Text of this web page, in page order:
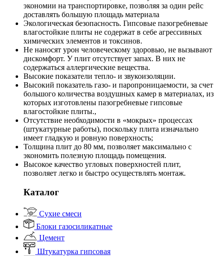
экономии на транспортировке, позволяя за один рейс
доставлять большую площадь материала
Экологическая безопасность. Гипсовые пазогребневые
влагостойкие плиты не содержат в себе агрессивных
химических элементов и токсинов.
Не наносят урон человеческому здоровью, не вызывают
дискомфорт. У плит отсутствует запах. В них не
содержаться аллергические вещества.
Высокие показатели тепло- и звукоизоляции.
Высокий показатель газо- и паропроницаемости, за счет
большого количества воздушных камер в материалах, из
которых изготовлены пазогребневые гипсовые
влагостойкие плиты.,
Отсутствие необходимости в «мокрых» процессах
(штукатурные работы), поскольку плита изначально
имеет гладкую и ровную поверхность;
Толщина плит до 80 мм, позволяет максимально с
экономить полезную площадь помещения.
Высокое качество угловых поверхностей плит,
позволяет легко и быстро осуществлять монтаж.
Каталог
Сухие смеси
Блоки газосиликатные
Цемент
Штукатурка гипсовая